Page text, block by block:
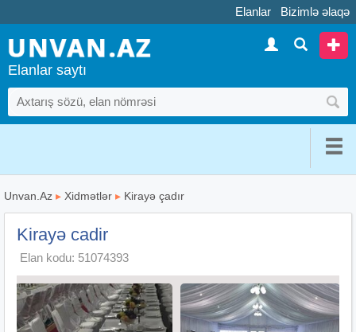
Elanlar Bizimlə əlaqə
Elanlar saytı
Unvan.Az ▸ Xidmətlər ▸ Kirayə çadır
Kirayə cadir
Elan kodu: 51074393